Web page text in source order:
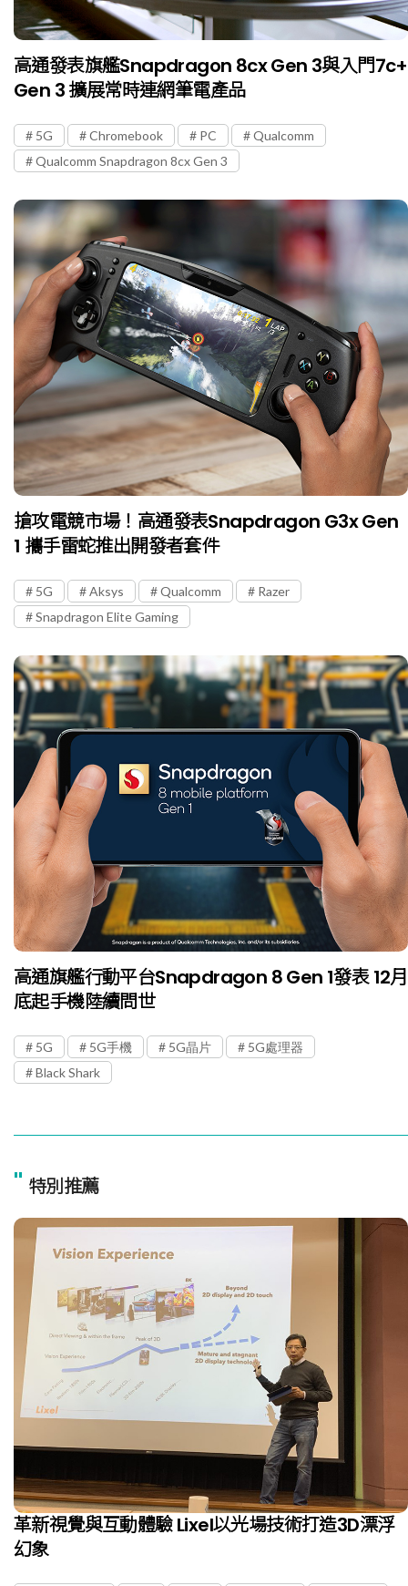
高通發表旗艦Snapdragon 8cx Gen 3與入門7c+
Gen 3 擴展常時連網筆電產品
5G Chromebook PC
Qualcomm
Qualcomm Snapdragon 8cx Gen 3
搶攻電競市場！高通發表Snapdragon G3x Gen
1 攜手雷蛇推出開發者套件
5G Aksys Qualcomm
Razer
Snapdragon Elite Gaming
高通旗艦行動平台Snapdragon 8 Gen 1發表 12月
底起手機陸續問世
5G 5G手機 5G晶片
5G處理器
Black Shark
" 特別推薦
革新視覺與互動體驗 Lixel以光場技術打造3D漂浮
幻象